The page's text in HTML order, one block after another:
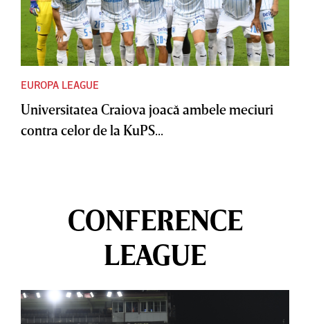
EUROPA LEAGUE
Universitatea Craiova joacă ambele meciuri
contra celor de la KuPS...
CONFERENCE
LEAGUE